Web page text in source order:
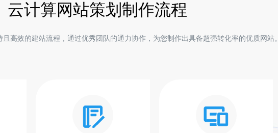
云计算网站策划制作流程
高效的建站流程，通过优秀团队的通力协作，为您制作出具备超强转化率的优质网站。